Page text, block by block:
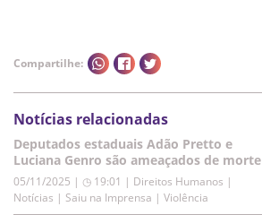
Compartilhe:
Notícias relacionadas
Deputados estaduais Adão Pretto e
Luciana Genro são ameaçados de morte
05/11/2025 | ◷ 19:01 | Direitos Humanos |
Notícias | Saiu na Imprensa | Violência